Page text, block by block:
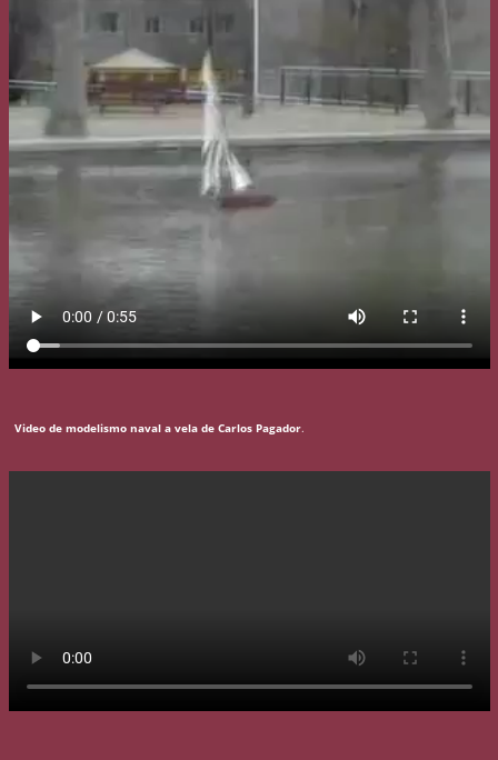
Video de modelismo naval a vela de Carlos Pagador.